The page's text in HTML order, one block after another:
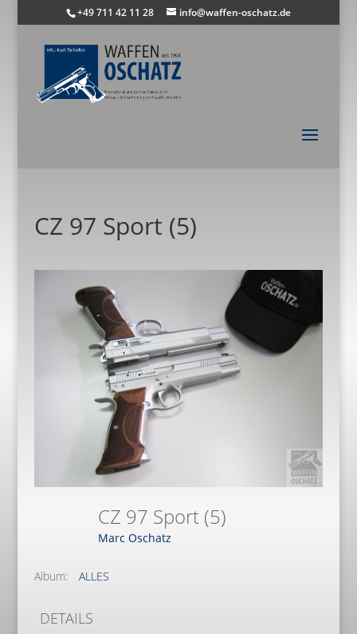
+49 711 42 11 28 info@waffen-oschatz.de
CZ 97 Sport (5)
CZ 97 Sport (5)
Marc Oschatz
Album: ALLES
DETAILS